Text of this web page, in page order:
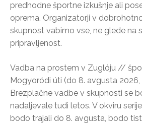
predhodne športne izkušnje ali
oprema. Organizatorji v
skupnost vabimo vse, ne glede na
pripravljenost.
Vadba na prostem v Zuglóju //
Mogyoródi úti (do 8. avgusta
Brezplačne vadbe v skupnosti se
nadaljevale tudi letos. V okviru
bodo trajali do 8. avgusta, bodo